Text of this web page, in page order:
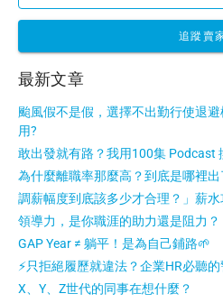
追蹤賣
最新文章
颱風假不是假，選擇不出勤行使退
用?
敢出發就有路？我用100集 Podcast
為什麼離職率那麼高？到底是哪裡出
調薪幅度到底該多少才合理？」薪
領導力，是你職涯的助力還是阻力？
GAP Year ≠ 躺平！是為自己鋪路🌱
⚡只拒絕履歷就違法？企業HR必聽的
X、Y、Z世代的同事在想什麼？